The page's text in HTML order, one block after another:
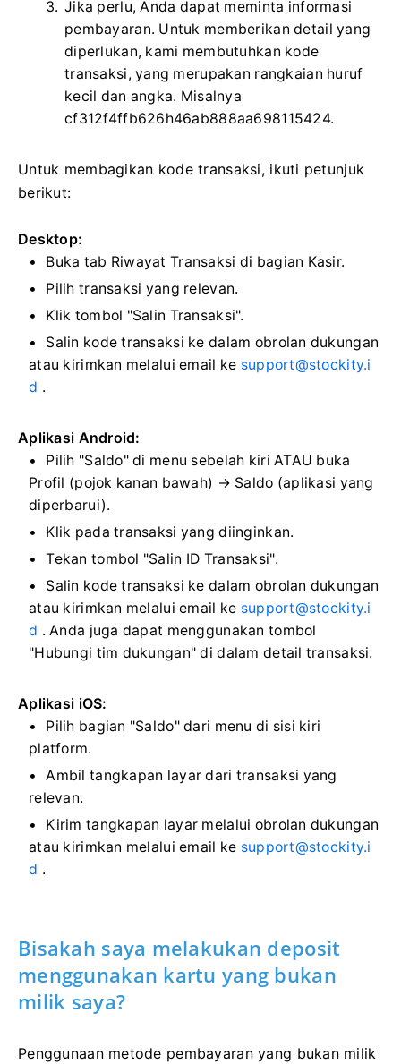
Jika perlu, Anda dapat meminta informasi
pembayaran. Untuk memberikan detail yang
diperlukan, kami membutuhkan kode
transaksi, yang merupakan rangkaian huruf
kecil dan angka. Misalnya
cf312f4ffb626h46ab888aa698115424.
Untuk membagikan kode transaksi, ikuti petunjuk
berikut:
Desktop:
Buka tab Riwayat Transaksi di bagian Kasir.
Pilih transaksi yang relevan.
Klik tombol "Salin Transaksi".
Salin kode transaksi ke dalam obrolan dukungan
atau kirimkan melalui email ke support@stockity.i
d .
Aplikasi Android:
Pilih "Saldo" di menu sebelah kiri ATAU buka
Profil (pojok kanan bawah) → Saldo (aplikasi yang
diperbarui).
Klik pada transaksi yang diinginkan.
Tekan tombol "Salin ID Transaksi".
Salin kode transaksi ke dalam obrolan dukungan
atau kirimkan melalui email ke support@stockity.i
d . Anda juga dapat menggunakan tombol
"Hubungi tim dukungan" di dalam detail transaksi.
Aplikasi iOS:
Pilih bagian "Saldo" dari menu di sisi kiri
platform.
Ambil tangkapan layar dari transaksi yang
relevan.
Kirim tangkapan layar melalui obrolan dukungan
atau kirimkan melalui email ke support@stockity.i
d .
Bisakah saya melakukan deposit
menggunakan kartu yang bukan
milik saya?
Penggunaan metode pembayaran yang bukan milik